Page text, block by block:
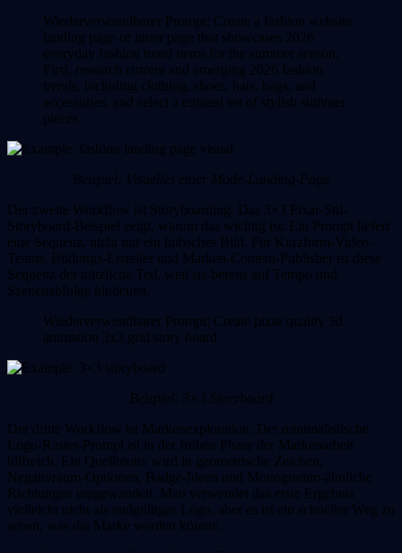
Wiederverwendbarer Prompt: Create a fashion website
landing page or inner page that showcases 2026
everyday fashion trend items for the summer season.
First, research current and emerging 2026 fashion
trends, including clothing, shoes, hats, bags, and
accessories, and select a curated set of stylish summer
pieces.
Beispiel: Visuelles einer Mode-Landing-Page
Der zweite Workflow ist Storyboarding.
Das 3×3 Pixar-Stil-
Storyboard-Beispiel zeigt, warum das wichtig ist: Ein Prompt liefert
eine Sequenz, nicht nur ein hübsches Bild. Für Kurzform-Video-
Teams, Bildungs-Ersteller und Marken-Content-Publisher ist diese
Sequenz der nützliche Teil, weil sie bereits auf Tempo und
Szenenabfolge hindeutet.
Wiederverwendbarer Prompt: Create pixar quality 3d
animation 3x3 grid story board
Beispiel: 3×3 Storyboard
Der dritte Workflow ist Markenexploration.
Der minimalistische
Logo-Raster-Prompt ist in der frühen Phase der Markenarbeit
hilfreich. Ein Quellmotiv wird in geometrische Zeichen,
Negativraum-Optionen, Badge-Ideen und Monogramm-ähnliche
Richtungen umgewandelt. Man verwendet das erste Ergebnis
vielleicht nicht als endgültiges Logo, aber es ist ein schneller Weg zu
sehen, was die Marke werden könnte.